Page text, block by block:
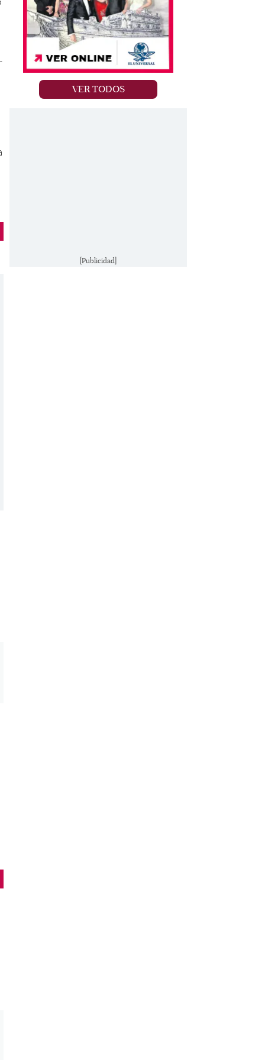
VER TODOS
[Publicidad]